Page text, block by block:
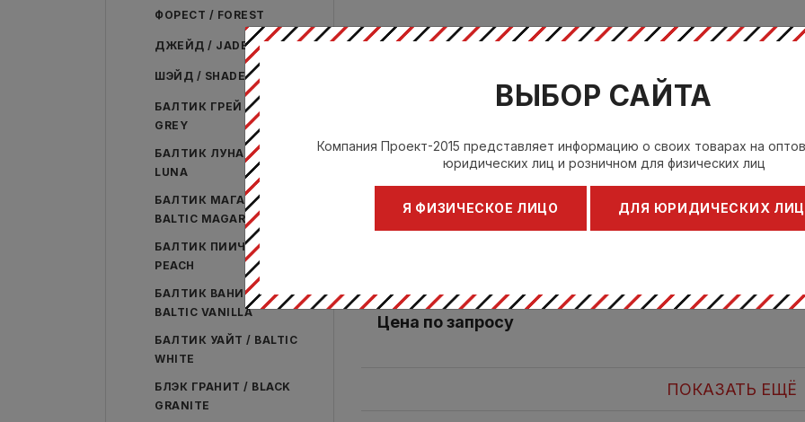
ФОРЕСТ / FOREST
ДЖЕЙД / JADE
ШЭЙД / SHADE
БАЛТИК ГРЕЙ / BALTIC
GREY
БАЛТИК ЛУНА / BALTIC
LUNA
БАЛТИК МАГАРА /
BALTIC MAGARA
БАЛТИК ПИИЧ / BALTIC
PEACH
БАЛТИК ВАНИЛЛА /
BALTIC VANILLA
БАЛТИК УАЙТ / BALTIC
WHITE
БЛЭК ГРАНИТ / BLACK
GRANITE
Соусник с ложкой d 9,5
Цена по запросу
ПОКАЗАТЬ ЕЩЁ
ВЫБОР САЙТА
Компания Проект-2015 представляет информацию о своих товарах на
юридических лиц и розничном для физических лиц
Я ФИЗИЧЕСКОЕ ЛИЦО ДЛЯ ЮРИДИЧЕСКИХ ЛИЦ